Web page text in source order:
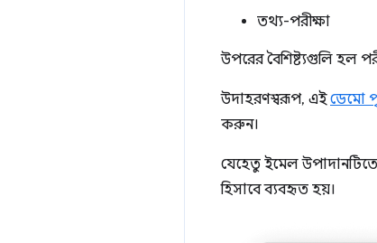
তথ্য-পরীক্ষা
উপরের বৈশিষ্ট্যগুলি হল
উদাহরণস্বরূপ, এইডেমো
করুন।
যেহেতু ইমেল উপাদানটিতে
হিসাবে ব্যবহৃত হয়।